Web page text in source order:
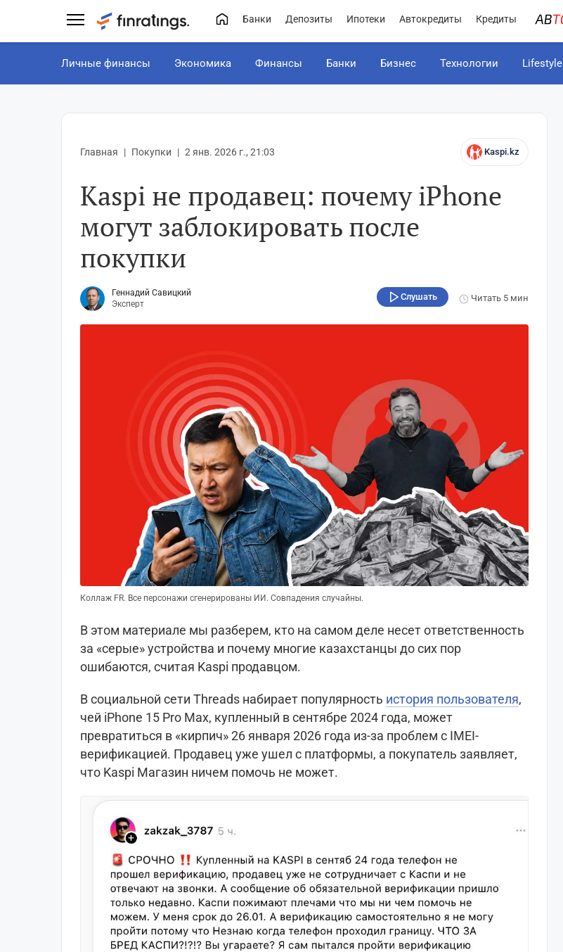
Банки Депозиты Ипотеки Автокредиты Кредиты
Личные финансы Экономика Финансы Банки Бизнес Технологии Lifestyle
Главная Покупки 2 янв. 2026 г., 21:03 Kaspi.kz
Kaspi не продавец: почему iPhone
могут заблокировать после
покупки
Геннадий Савицкий
Эксперт
Слушать Читать 5 мин
Коллаж FR. Все персонажи сгенерированы ИИ. Совпадения случайны.
В этом материале мы разберем, кто на самом деле несет ответственность
за «серые» устройства и почему многие казахстанцы до сих пор
ошибаются, считая Kaspi продавцом.
В социальной сети Threads набирает популярность история пользователя,
чей iPhone 15 Pro Max, купленный в сентябре 2024 года, может
превратиться в «кирпич» 26 января 2026 года из-за проблем с IMEI-
верификацией. Продавец уже ушел с платформы, а покупатель заявляет,
что Kaspi Магазин ничем помочь не может.